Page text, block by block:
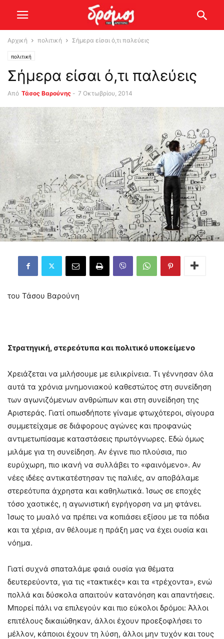
Αρχική πολιτική Σήμερα είσαι ό,τι παλεύεις
πολιτική
Σήμερα είσαι ό,τι παλεύεις
Από Τάσος Βαρούνης - 7 Οκτωβρίου, 2014
του Τάσου Βαρούνη
Στρατηγική, στερεότυπα και πολιτικό υποκείμενο
Χρειάζεται να μιλήσουμε με ειλικρίνεια. Τι γέννησαν όλα
αυτά τα χρόνια μνημονιακού καθεστώτος στη συνείδηση
των αγωνιζόμενων ανθρώπων και στη συνείδηση της
Αριστεράς. Γιατί οπωσδήποτε γίναμε φτωχότεροι, σίγουρα
συμμετείχαμε σε διάφορους αγώνες και προφανώς
αντιμετωπίσαμε καταστάσεις πρωτόγνωρες. Εδώ όμως
μιλάμε για τη συνείδηση. Αν έγινε πιο πλούσια, πιο
ευρύχωρη, πιο ικανή να συλλάβει το «φαινόμενο». Αν
νέες ιδέες αντικατέστησαν τις παλιές, αν αποβάλαμε
στερεότυπα άχρηστα και καθηλωτικά. Ίσως σε εποχές
τόσο χαοτικές, η αγωνιστική εγρήγορση να μη φτάνει.
Ίσως το μυαλό να πρέπει να κοπιάσει εξίσου με τα πόδια
και τα χέρια, αν θέλουμε η πράξη μας να έχει ουσία και
νόημα.
Γιατί συχνά σπαταλάμε φαιά ουσία για θέματα
δευτερεύοντα, για τις «τακτικές» και τα «τρέχοντα», ενώ
πολλά και δύσκολα απαιτούν κατανόηση και απαντήσεις.
Μπορεί πάλι να επιλεγούν και πιο εύκολοι δρόμοι: Άλλοι
επιτέλους δικαιώθηκαν, άλλοι έχουν προεξοφλήσει το
μέλλον, κάποιοι έχουν τη λύση, άλλοι μην τυχόν και τους